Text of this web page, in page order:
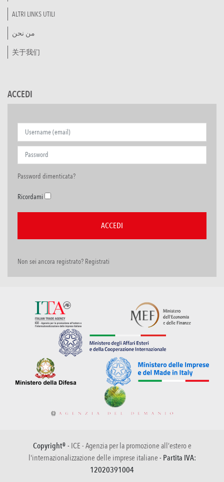
ALTRI LINKS UTILI
من نحن
关于我们
ACCEDI
Password dimenticata?
Ricordami
Non sei ancora registrato? Registrati
Copyright® - ICE - Agenzia per la promozione all’estero e
l'internazionalizzazione delle imprese italiane - Partita IVA:
12020391004